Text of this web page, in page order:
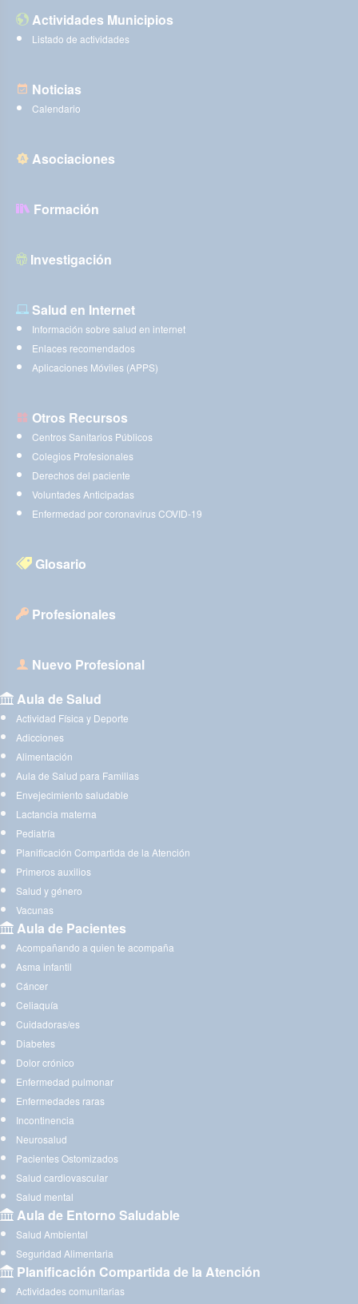
Actividades Municipios
Listado de actividades
Noticias
Calendario
Asociaciones
Formación
Investigación
Salud en Internet
Información sobre salud en internet
Enlaces recomendados
Aplicaciones Móviles (APPS)
Otros Recursos
Centros Sanitarios Públicos
Colegios Profesionales
Derechos del paciente
Voluntades Anticipadas
Enfermedad por coronavirus COVID-19
Glosario
Profesionales
Nuevo Profesional
Aula de Salud
Actividad Física y Deporte
Adicciones
Alimentación
Aula de Salud para Familias
Envejecimiento saludable
Lactancia materna
Pediatría
Planificación Compartida de la Atención
Primeros auxilios
Salud y género
Vacunas
Aula de Pacientes
Acompañando a quien te acompaña
Asma infantil
Cáncer
Celiaquía
Cuidadoras/es
Diabetes
Dolor crónico
Enfermedad pulmonar
Enfermedades raras
Incontinencia
Neurosalud
Pacientes Ostomizados
Salud cardiovascular
Salud mental
Aula de Entorno Saludable
Salud Ambiental
Seguridad Alimentaria
Planificación Compartida de la Atención
Actividades comunitarias